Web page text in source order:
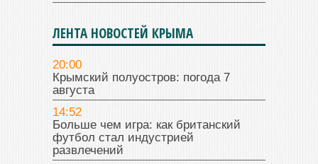
ЛЕНТА НОВОСТЕЙ КРЫМА
20:00
Крымский полуостров: погода 7
августа
14:52
Больше чем игра: как британский
футбол стал индустрией
развлечений